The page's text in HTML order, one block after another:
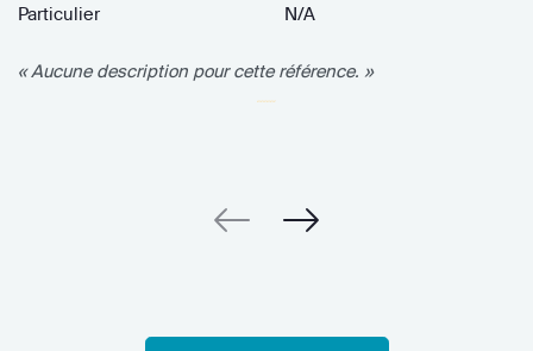
Particulier
N/A
« Aucune description pour cette référence. »